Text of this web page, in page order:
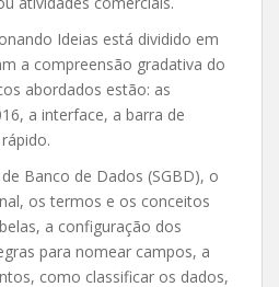
Ideias está dividido em
a compreensão gradativa do
abordados estão: as
a interface, a barra de
Banco de Dados (SGBD), o
os termos e os conceitos
a configuração dos
para nomear campos, a
como classificar os dados,